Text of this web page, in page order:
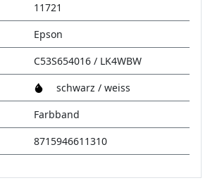
11721
Epson
C53S654016 / LK4WBW
schwarz / weiss
Farbband
8715946611310